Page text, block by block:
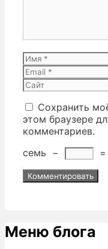
Имя
Сохранить
этом браузере
комментариев.
семь − =
Меню блога